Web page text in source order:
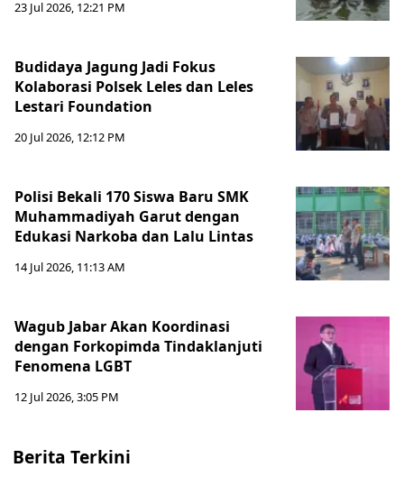
23 Jul 2026, 12:21 PM
Budidaya Jagung Jadi Fokus
Kolaborasi Polsek Leles dan Leles
Lestari Foundation
20 Jul 2026, 12:12 PM
Polisi Bekali 170 Siswa Baru SMK
Muhammadiyah Garut dengan
Edukasi Narkoba dan Lalu Lintas
14 Jul 2026, 11:13 AM
Wagub Jabar Akan Koordinasi
dengan Forkopimda Tindaklanjuti
Fenomena LGBT
12 Jul 2026, 3:05 PM
Berita Terkini